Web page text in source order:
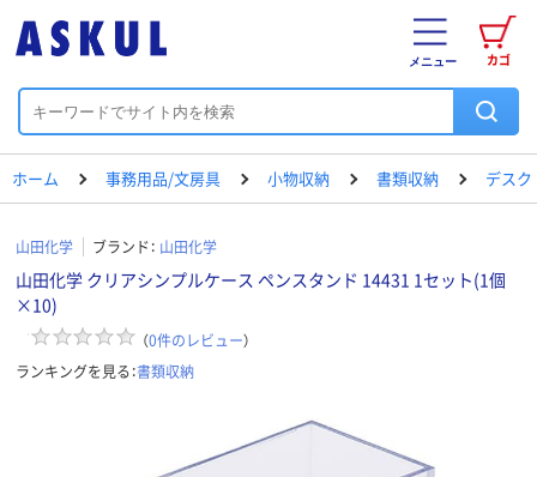
カゴ
メニュー
ホーム 事務用品/文房具 小物収納 書類収納 デス
山田化学 ブランド： 山田化学
山田化学 クリアシンプルケース ペンスタンド 14431 1セット(1個
×10)
（0件のレビュー）
ランキングを見る：書類収納